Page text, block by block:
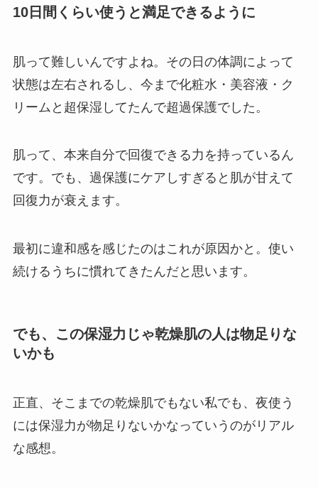
10日間くらい使うと満足できるように
肌って難しいんですよね。その日の体調によって
状態は左右されるし、今まで化粧水・美容液・ク
リームと超保湿してたんで超過保護でした。
肌って、本来自分で回復できる力を持っているん
です。でも、過保護にケアしすぎると肌が甘えて
回復力が衰えます。
最初に違和感を感じたのはこれが原因かと。使い
続けるうちに慣れてきたんだと思います。
でも、この保湿力じゃ乾燥肌の人は物足りな
いかも
正直、そこまでの乾燥肌でもない私でも、夜使う
には保湿力が物足りないかなっていうのがリアル
な感想。